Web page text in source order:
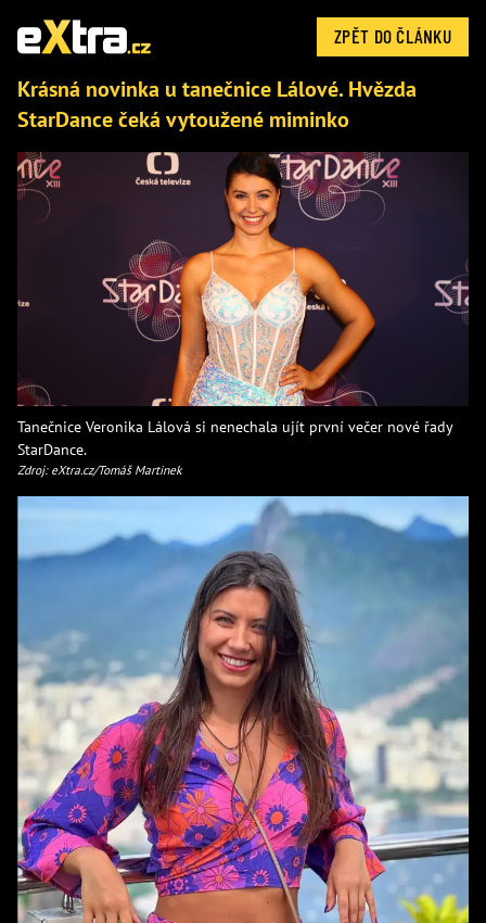
ZPĚT DO ČLÁNKU
Krásná novinka u tanečnice Lálové. Hvězda
StarDance čeká vytoužené miminko
Tanečnice Veronika Lálová si nenechala ujít první večer nové řady
StarDance.
Zdroj: eXtra.cz/Tomáš Martinek